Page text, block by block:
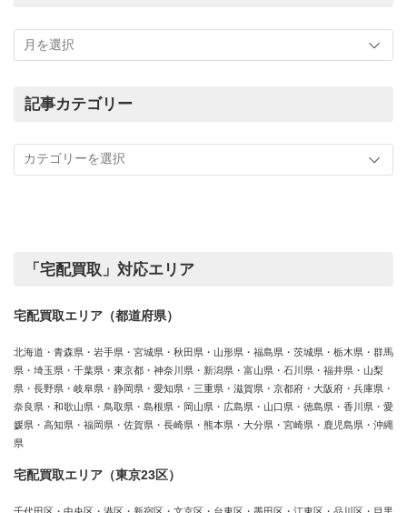
ま
の
績
記事カテゴリー
カ
「宅配買取」対応エリア
宅配買取エリア（都道府県）
北海道・青森県・岩手県・宮城県・秋田県・山形県・福島県・茨城県・栃木県・群馬
県・埼玉県・千葉県・東京都・神奈川県・新潟県・富山県・石川県・福井県・山梨
県・長野県・岐阜県・静岡県・愛知県・三重県・滋賀県・京都府・大阪府・兵庫県・
奈良県・和歌山県・鳥取県・島根県・岡山県・広島県・山口県・徳島県・香川県・愛
媛県・高知県・福岡県・佐賀県・長崎県・熊本県・大分県・宮崎県・鹿児島県・沖縄
県
宅配買取エリア（東京23区）